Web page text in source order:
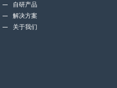
自研产品
解决方案
关于我们